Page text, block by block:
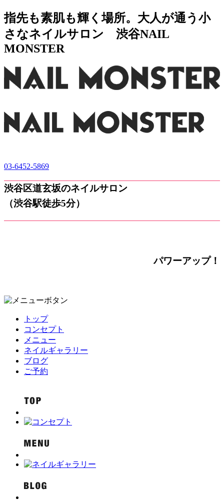
指先も素肌も輝く場所。大人が通う小
さなネイルサロン 渋谷NAIL
MONSTER
03-6452-5869
渋谷区道玄坂のネイルサロン
（渋谷駅徒歩5分）
パワーアップ！
トップ
コンセプト
メニュー
ネイルギャラリー
ブログ
ご予約